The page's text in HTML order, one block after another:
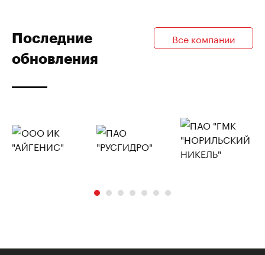
Последние
обновления
Все компании